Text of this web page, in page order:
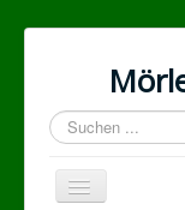
Suchen
...
Navigation